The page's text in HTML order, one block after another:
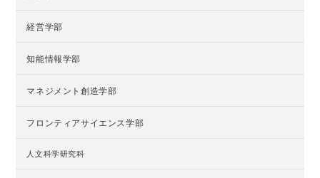
経営学部
知能情報学部
マネジメント創造学部
フロンティアサイエンス学部
人文科学研究科